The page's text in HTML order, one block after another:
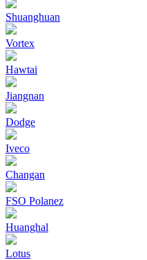
Shuanghuan
Vortex
Hawtai
Jiangnan
Dodge
Iveco
Changan
FSO Polanez
Huanghal
Lotus